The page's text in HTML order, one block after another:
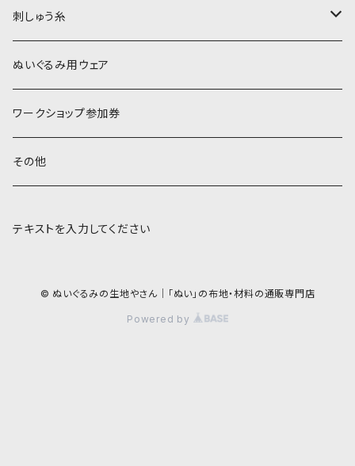
刺しゅう糸
COSMO 25番刺しゅう糸
ぬいぐるみ用ウェア
ワークショップ参加券
その他
テキストを入力してください
© ぬいぐるみの生地やさん｜「ぬい」の布地・材料の通販専門店
Powered by